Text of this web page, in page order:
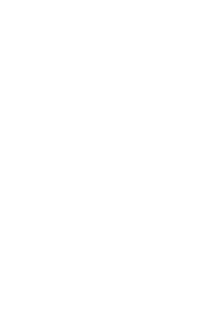
“Es un gesto de
mi. Es señal de que
El internacional con las
club tras haber pagado 4
superior de su ficha. “Es
dinero por mi. Es señal de
Victoria ante el
Sobre el último partido
partido por parte del
igual que lo hicimos